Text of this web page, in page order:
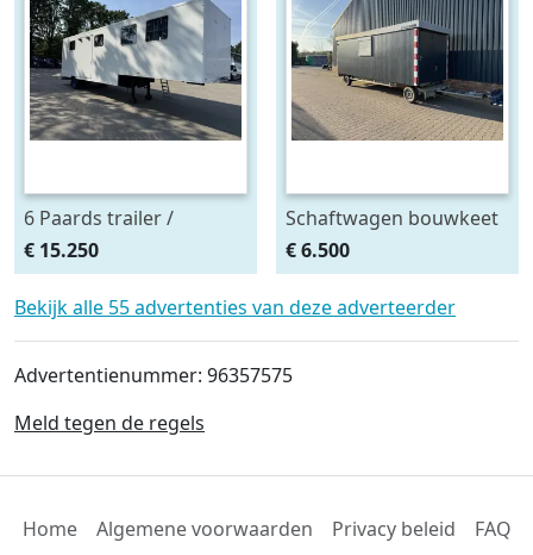
6 Paards trailer /
oplegger met
Woonkamer en Nieuw
jaar APK
€ 15.250
Schaftwagen bouwkeet
pipowagen
€ 6.500
Bekijk alle 55 advertenties van deze adverteerder
Advertentienummer: 96357575
Meld tegen de regels
Home Algemene voorwaarden Privacy beleid FAQ